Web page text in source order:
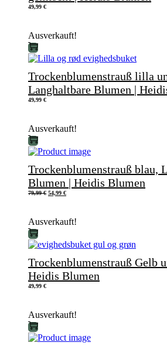
49,99 €
Ausverkauft!
Trockenblumenstrauß lilla
Langhaltbare Blumen |
49,99 €
Ausverkauft!
Trockenblumenstrauß blau,
Blumen | Heidis Blumen
79,99€ 54,99 €
Ausverkauft!
Trockenblumenstrauß Gelb
Heidis Blumen
49,99 €
Ausverkauft!